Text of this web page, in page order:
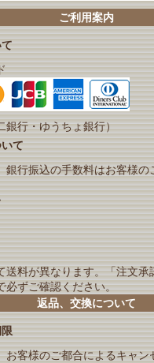
ご利用案内
銀行・ゆうちょ銀行）
て
銀行振込の手数料はお客様の
送料が異なります。「注文承
必ずご確認ください。
返品、交換について
お客様のご都合によるキャン